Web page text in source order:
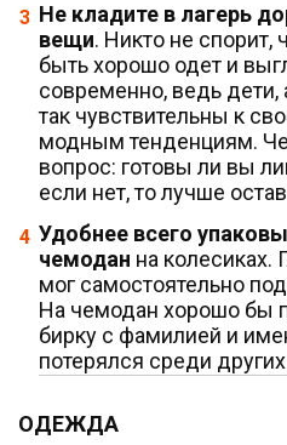
Не кладите в лагерь
вещи. Никто не спорит,
быть хорошо одет и
современно, ведь дети,
так чувствительны к
модным тенденциям.
вопрос: готовы ли вы
если нет, то лучше
Удобнее всего
чемодан на колесиках.
мог самостоятельно
На чемодан хорошо бы
бирку с фамилией и
потерялся среди
ОДЕЖДА